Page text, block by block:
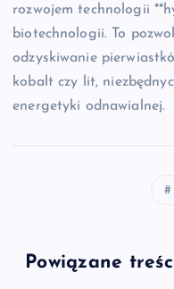
rozwojem technologii
biotechnologii. To
odzyskiwanie
kobalt czy lit,
energetyki odnawialnej.
Powiązane